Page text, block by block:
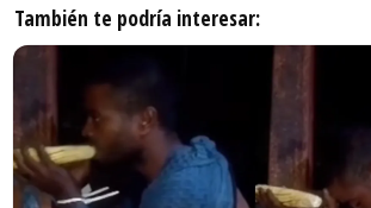
También te podría interesar: